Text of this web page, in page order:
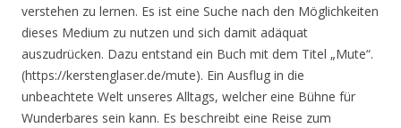
verstehen zu lernen. Es ist eine Suche nach den Möglichkeiten
dieses Medium zu nutzen und sich damit adäquat
auszudrücken. Dazu entstand ein Buch mit dem Titel „Mute“.
(https://kerstenglaser.de/mute). Ein Ausflug in die
unbeachtete Welt unseres Alltags, welcher eine Bühne für
Wunderbares sein kann. Es beschreibt eine Reise zum